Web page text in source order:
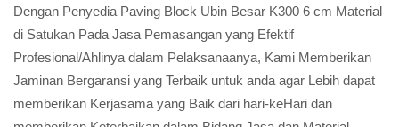
Dengan Penyedia Paving Block Ubin Besar K300 6 cm Material
di Satukan Pada Jasa Pemasangan yang Efektif
Profesional/Ahlinya dalam Pelaksanaanya, Kami Memberikan
Jaminan Bergaransi yang Terbaik untuk anda agar Lebih dapat
memberikan Kerjasama yang Baik dari hari-keHari dan